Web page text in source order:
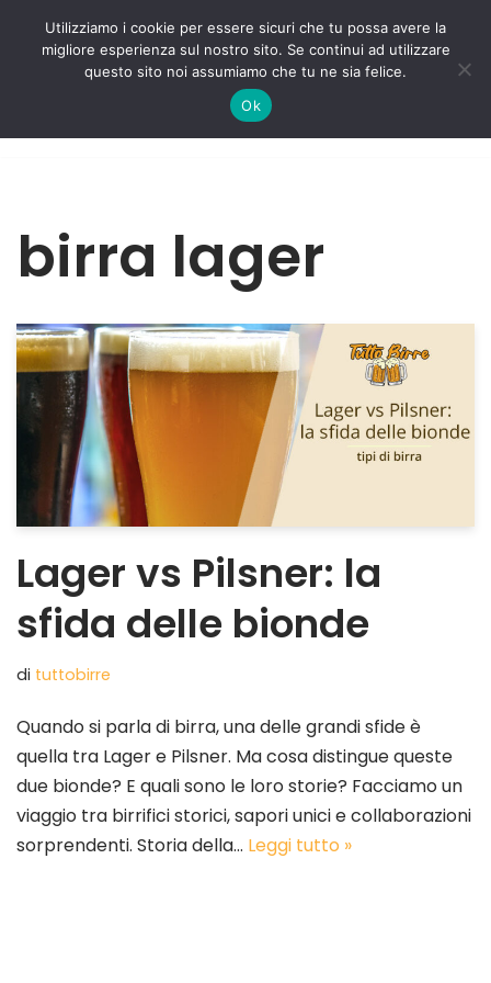
birra lager
Lager vs Pilsner: la
sfida delle bionde
di tuttobirre
Quando si parla di birra, una delle grandi sfide è
quella tra Lager e Pilsner. Ma cosa distingue queste
due bionde? E quali sono le loro storie? Facciamo un
viaggio tra birrifici storici, sapori unici e collaborazioni
sorprendenti. Storia della… Leggi tutto »
Utilizziamo i cookie per essere sicuri che tu possa avere la
migliore esperienza sul nostro sito. Se continui ad utilizzare
questo sito noi assumiamo che tu ne sia felice.
Ok